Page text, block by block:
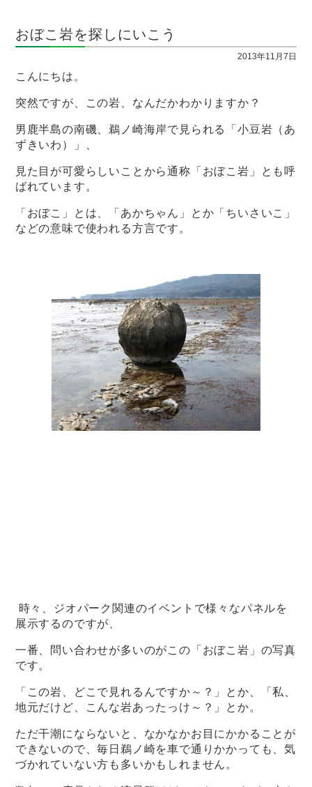
おぼこ岩を探しにいこう
2013年11月7日
こんにちは。
突然ですが、この岩、なんだかわかりますか？
男鹿半島の南磯、鵜ノ崎海岸で見られる「小豆岩（あ
ずきいわ）」、
見た目が可愛らしいことから通称「おぼこ岩」とも呼
ばれています。
「おぼこ」とは、「あかちゃん」とか「ちいさいこ」
などの意味で使われる方言です。
時々、ジオパーク関連のイベントで様々なパネルを
展示するのですが、
一番、問い合わせが多いのがこの「おぼこ岩」の写真
です。
「この岩、どこで見れるんですか～？」とか、「私、
地元だけど、こんな岩あったっけ～？」とか。
ただ干潮にならないと、なかなかお目にかかることが
できないので、毎日鵜ノ崎を車で通りかかっても、気
づかれていない方も多いかもしれません。